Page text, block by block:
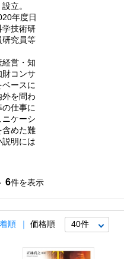
立。
年度日
学技術研
究員等
営・知
財コンサ
ースに
外を問わ
仕事に
ケーシ
含めた難
明には
6件を表示
順 価格順